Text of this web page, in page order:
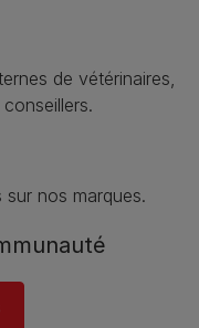
de vétérinaires,
nos marques.